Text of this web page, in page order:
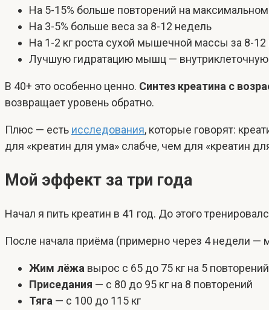
На 5-15% больше повторений на
На 3-5% больше веса за 8-12 недель
На 1-2 кг роста сухой мышечной массы за 8-12
Лучшую гидратацию мышц —
В 40+ это особенно ценно. Синтез креатина с
возвращает уровень обратно.
Плюс — есть исследования, которые говорят:
для «креатин для ума» слабче, чем для «креатин
Мой эффект за три года
Начал я пить креатин в 41 год. До этого
После начала приёма (примерно через 4 недели
Жим лёжа вырос с 65 до 75 кг на 5
Приседания — с 80 до 95 кг на 8 повторений
Тяга — с 100 до 115 кг